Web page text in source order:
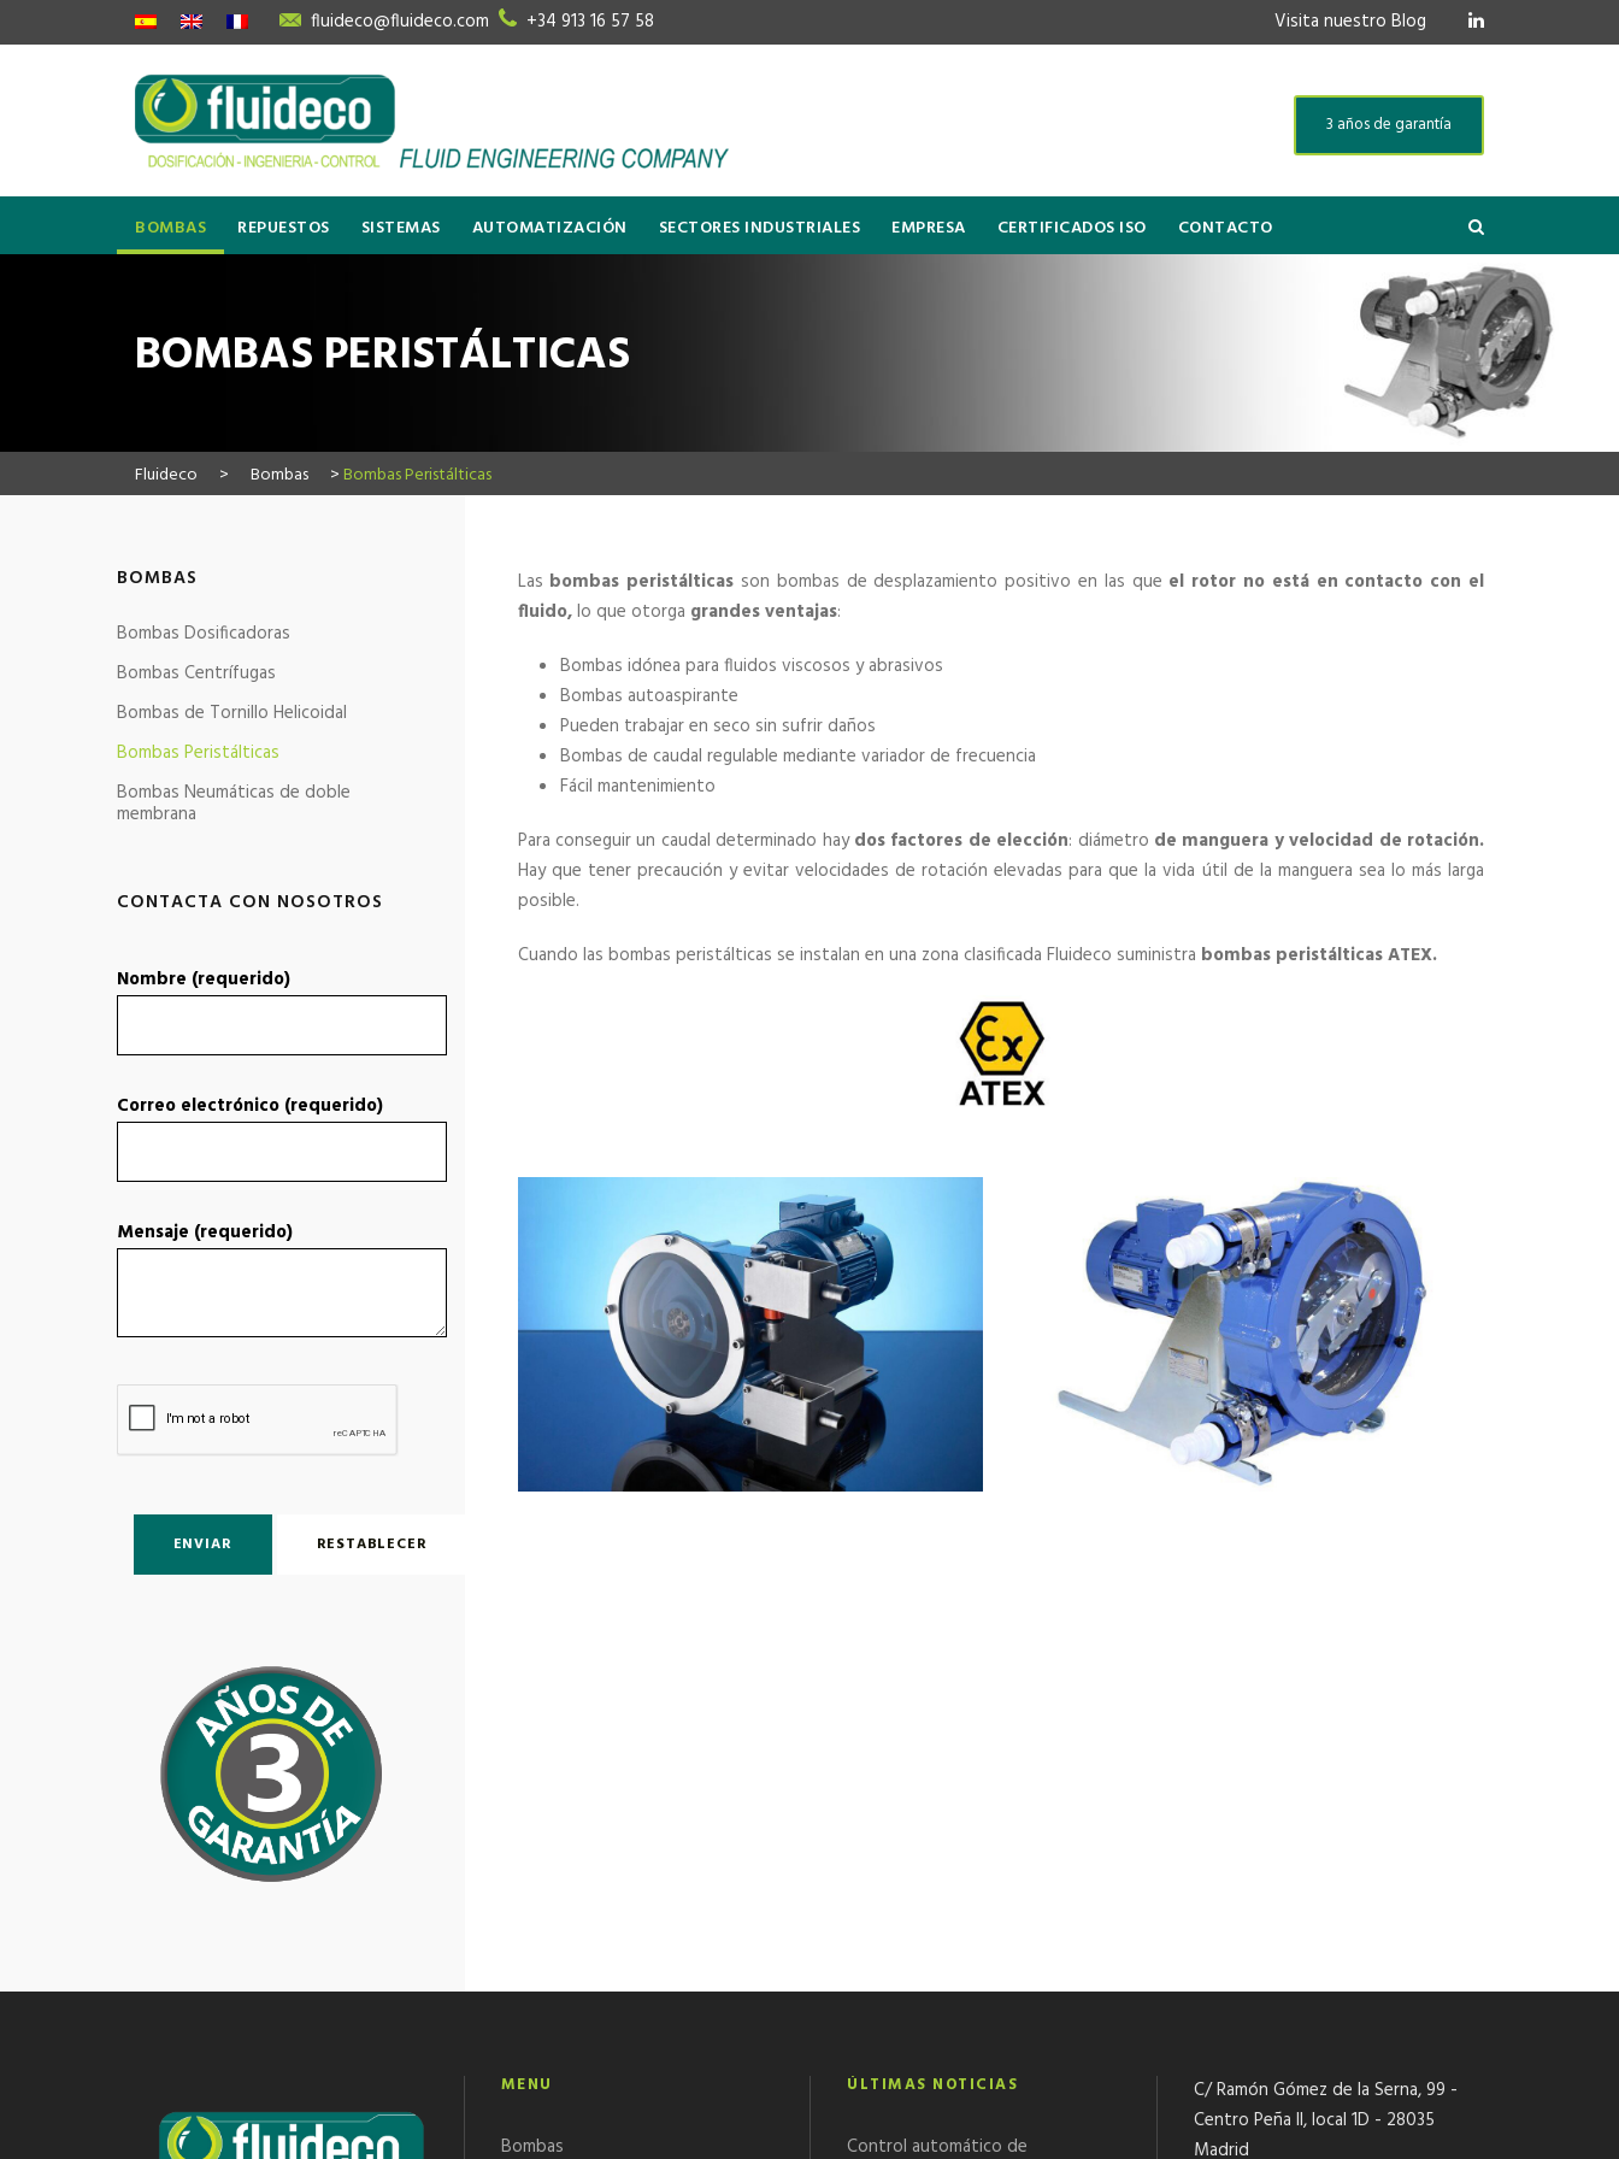
fluideco@fluideco.com +34 913 16 57 58 Visita nuestro Blog
3 años de garantía
BOMBAS REPUESTOS SISTEMAS AUTOMATIZACIÓN SECTORES INDUSTRIALES EMPRESA CERTIFICADOS ISO CONTACTO
BOMBAS PERISTÁLTICAS
Fluideco > Bombas > Bombas Peristálticas
Las bombas peristálticas son bombas de desplazamiento positivo en las que el rotor no está en contacto con el
fluido,lo que otorga grandes ventajas:
Bombas idónea para fluidos viscosos y abrasivos
Bombas autoaspirante
Pueden trabajar en seco sin sufrir daños
Bombas de caudal regulable mediante variador de frecuencia
Fácil mantenimiento
Para conseguir un caudal determinado haydos factores de elección: diámetro de manguera y velocidad de rotación.
Hay que tener precaución y evitar velocidades de rotación elevadas para que la vida útil de la manguera sea lo más larga
posible.
Cuando las bombas peristálticas se instalan en una zona clasificada Fluideco suministra bombas peristálticas ATEX.
BOMBAS
Bombas Dosificadoras
Bombas Centrífugas
Bombas de Tornillo Helicoidal
Bombas Peristálticas
Bombas Neumáticas de doble
membrana
CONTACTA CON NOSOTROS
Nombre (requerido)
Correo electrónico (requerido)
Mensaje (requerido)
MENU
Bombas
ÚLTIMAS NOTICIAS
Control automático de
C/ Ramón Gómez de la Serna, 99 -
Centro Peña II, local 1D - 28035
Madrid